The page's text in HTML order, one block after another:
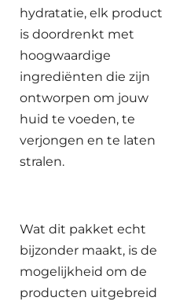
hydratatie, elk product
is doordrenkt met
hoogwaardige
ingrediënten die zijn
ontworpen om jouw
huid te voeden, te
verjongen en te laten
stralen.
Wat dit pakket echt
bijzonder maakt, is de
mogelijkheid om de
producten uitgebreid